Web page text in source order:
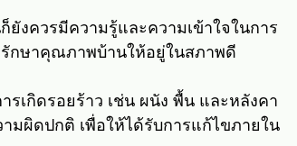
งควรมีความรู้และความเข้าใจในการ
กษาคุณภาพบ้านให้อยู่ในสภาพดี
รเกิดรอยร้าว เช่น ผนัง พื้น และหลังคา
มผิดปกติ เพื่อให้ได้รับการแก้ไขภายใน